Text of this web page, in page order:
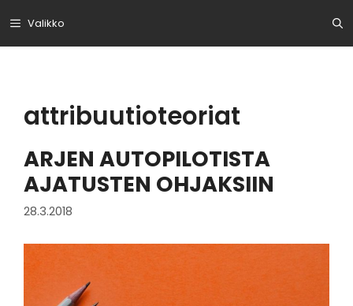
sisältöön
Valikko
attribuutioteoriat
ARJEN AUTOPILOTISTA
AJATUSTEN OHJAKSIIN
28.3.2018